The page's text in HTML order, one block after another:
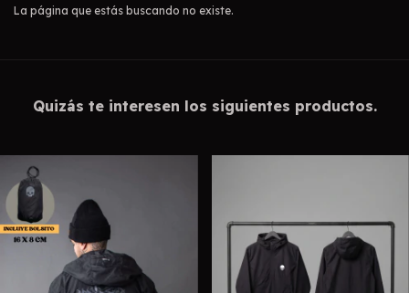
La página que estás buscando no existe.
Quizás te interesen los siguientes productos.